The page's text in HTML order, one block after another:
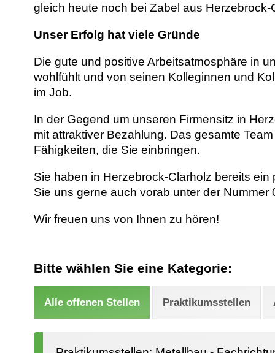
gleich heute noch bei Zabel aus
Unser Erfolg hat viele Gründe
Die gute und positive Arbeitsatmosphäre in
wohlfühlt und von seinen Kolleginnen und
im Job.
In der Gegend um unseren Firmensitz in
mit attraktiver Bezahlung. Das gesamte
Fähigkeiten, die Sie einbringen.
Sie haben in Herzebrock-Clarholz bereits
Sie uns gerne auch vorab unter der
Wir freuen uns von Ihnen zu hören!
Bitte wählen Sie eine Kategorie:
Alle offenen Stellen Praktikumsstellen